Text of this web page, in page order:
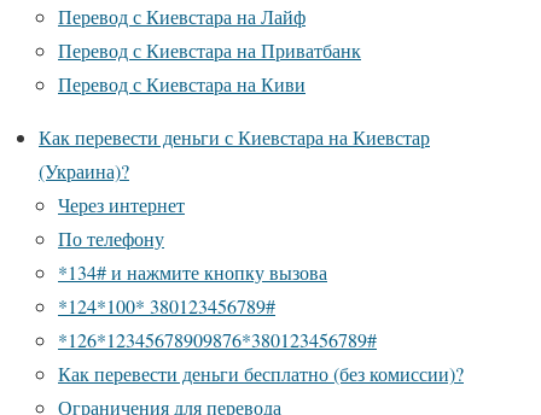
Перевод с Киевстара на Лайф
Перевод с Киевстара на Приватбанк
Перевод с Киевстара на Киви
Как перевести деньги с Киевстара на Киевстар
(Украина)?
Через интернет
По телефону
*134# и нажмите кнопку вызова
*124*100* 380123456789#
*126*12345678909876*380123456789#
Как перевести деньги бесплатно (без комиссии)?
Ограничения для перевода